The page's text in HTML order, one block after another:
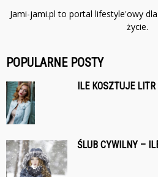
Jami-jami.pl to portal lifestyle'owy
życie.
POPULARNE POSTY
ILE KOSZTUJE
ŚLUB CYWILNY –